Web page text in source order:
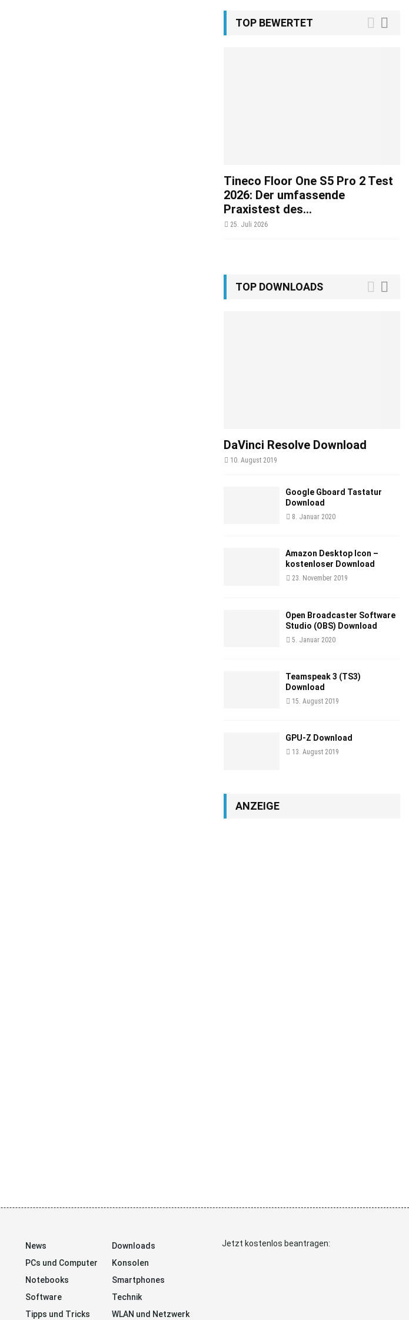
TOP BEWERTET
Tineco Floor One S5 Pro 2 Test
2026: Der umfassende
Praxistest des...
25. Juli 2026
TOP DOWNLOADS
DaVinci Resolve Download
10. August 2019
Google Gboard Tastatur
Download
8. Januar 2020
Amazon Desktop Icon –
kostenloser Download
23. November 2019
Open Broadcaster Software
Studio (OBS) Download
5. Januar 2020
Teamspeak 3 (TS3)
Download
15. August 2019
GPU-Z Download
13. August 2019
ANZEIGE
News
Downloads
PCs und Computer
Konsolen
Notebooks
Smartphones
Software
Technik
Tipps und Tricks
WLAN und Netzwerk
Jetzt kostenlos beantragen: